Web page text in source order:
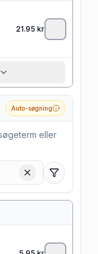
21.95 kr
Auto-søgning
eller
Filtre